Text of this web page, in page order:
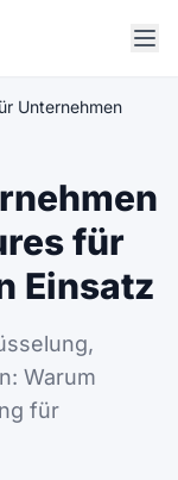
Unternehmen
für
Einsatz
Warum
für